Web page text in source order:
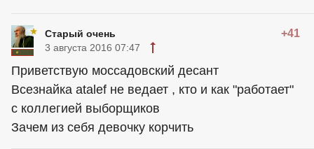
Старый очень +41
3 августа 2016 07:47
Приветствую моссадовский десант
Всезнайка atalef не ведает , кто и как "работает"
с коллегией выборщиков
Зачем из себя девочку корчить